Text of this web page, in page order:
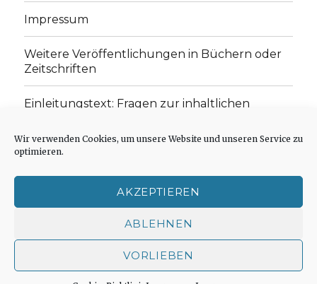
Wir verwenden Cookies, um unsere Website und unseren Service zu
optimieren.
AKZEPTIEREN
ABLEHNEN
VORLIEBEN
Impressum
Weitere Veröffentlichungen in Büchern oder
Zeitschriften
Einleitungstext: Fragen zur inhaltlichen
„schwachen Glaubens“
Cookie-Richtlinie (EU)
Impressum